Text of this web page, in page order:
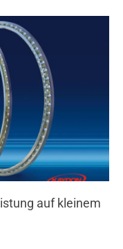
auf kleinem